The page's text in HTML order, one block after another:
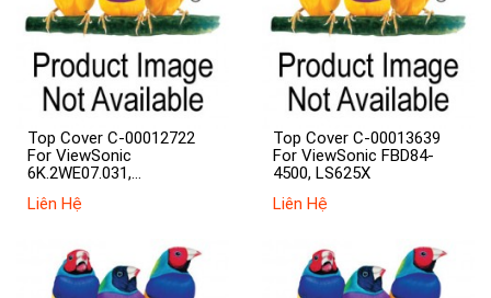
Top Cover C-00012722
For ViewSonic
6K.2WE07.031,
Liên Hệ
Top Cover C-00013639
For ViewSonic FBD84-
4500, LS625X
Liên Hệ